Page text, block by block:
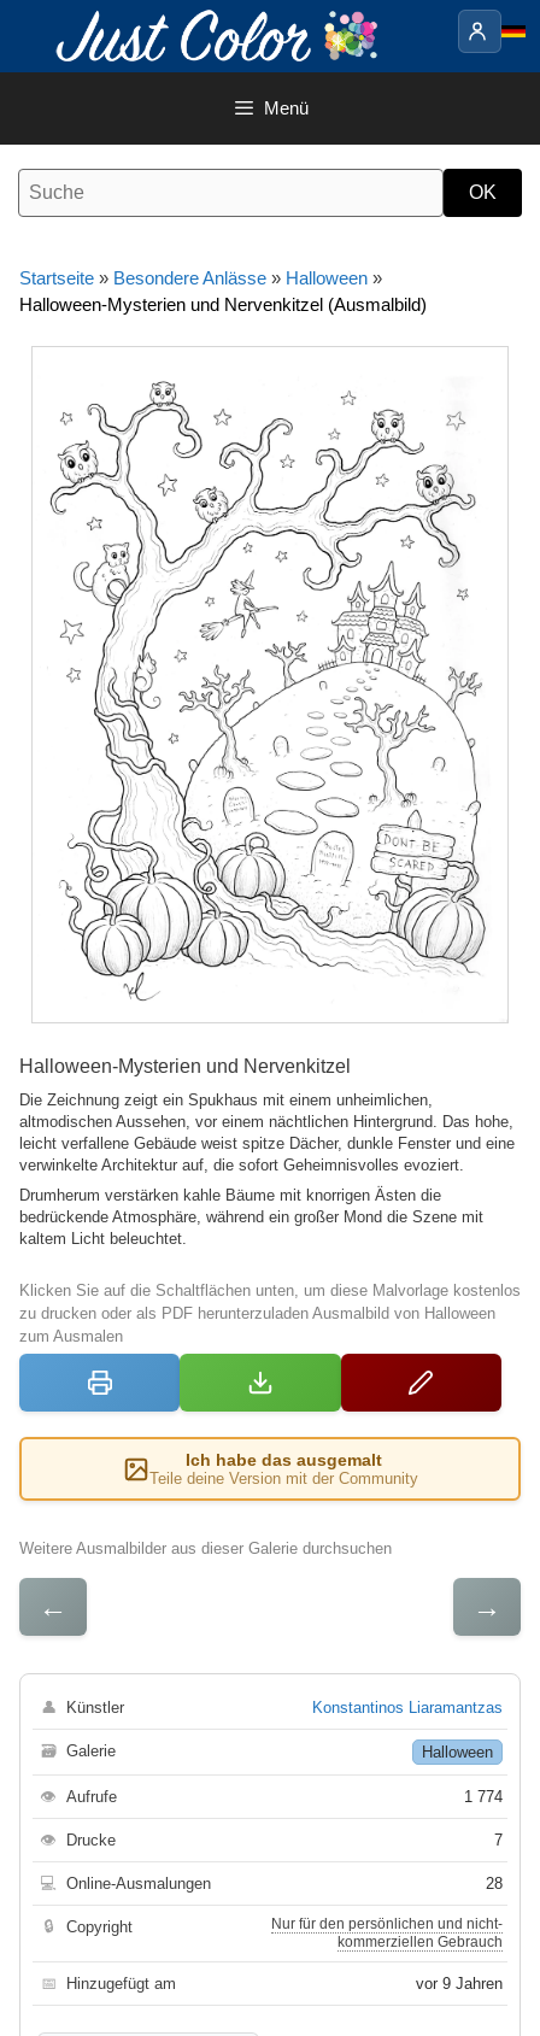
Inhalt
Menü
Startseite » Besondere Anlässe » Halloween »
Halloween-Mysterien und Nervenkitzel (Ausmalbild)
Halloween-Mysterien und Nervenkitzel
Die Zeichnung zeigt ein Spukhaus mit einem unheimlichen,
altmodischen Aussehen, vor einem nächtlichen Hintergrund. Das hohe,
leicht verfallene Gebäude weist spitze Dächer, dunkle Fenster und eine
verwinkelte Architektur auf, die sofort Geheimnisvolles evoziert.
Drumherum verstärken kahle Bäume mit knorrigen Ästen die
bedrückende Atmosphäre, während ein großer Mond die Szene mit
kaltem Licht beleuchtet.
Klicken Sie auf die Schaltflächen unten, um diese Malvorlage kostenlos
zu drucken oder als PDF herunterzuladen Ausmalbild von Halloween
zum Ausmalen
Ich habe das ausgemalt
Teile deine Version mit der Community
Weitere Ausmalbilder aus dieser Galerie durchsuchen
← →
👤 Künstler Konstantinos Liaramantzas
🗃 Galerie Halloween
👁 Aufrufe 1 774
👁 Drucke 7
💻 Online-Ausmalungen 28
🔒 Copyright
Nur für den persönlichen und nicht-
kommerziellen Gebrauch
📅 Hinzugefügt am vor 9 Jahren